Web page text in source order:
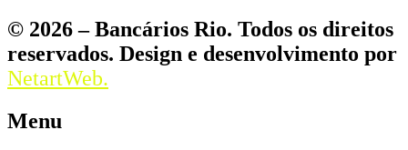
© 2026 – Bancários Rio. Todos os direitos
reservados. Design e desenvolvimento por
NetartWeb.
Menu